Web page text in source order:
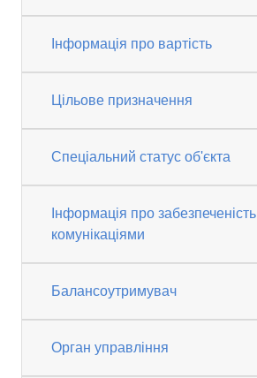
Інформація про вартість
Цільове призначення
Спеціальний статус об'єкта
Інформація про забезпеченість
комунікаціями
Балансоутримувач
Орган управління